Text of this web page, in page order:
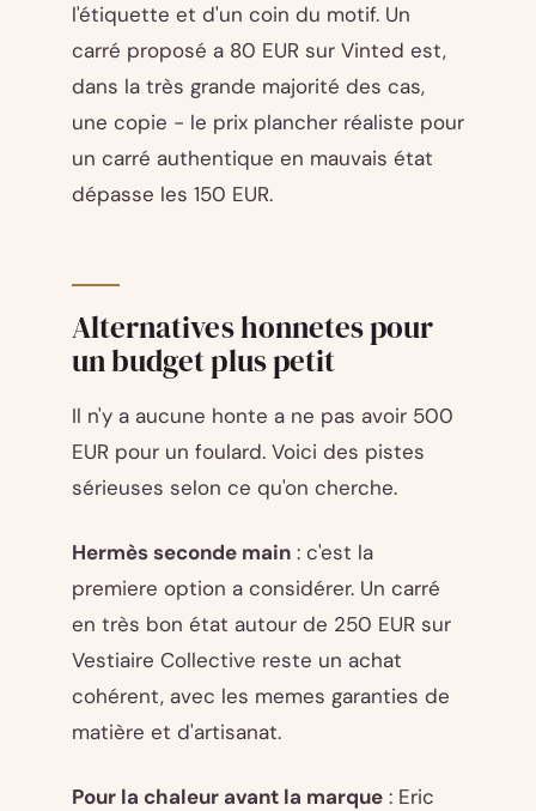
l'étiquette et d'un coin du motif. Un
carré proposé a 80 EUR sur Vinted est,
dans la très grande majorité des cas,
une copie - le prix plancher réaliste pour
un carré authentique en mauvais état
dépasse les 150 EUR.
Alternatives honnetes pour
un budget plus petit
Il n'y a aucune honte a ne pas avoir 500
EUR pour un foulard. Voici des pistes
sérieuses selon ce qu'on cherche.
Hermès seconde main : c'est la
premiere option a considérer. Un carré
en très bon état autour de 250 EUR sur
Vestiaire Collective reste un achat
cohérent, avec les memes garanties de
matière et d'artisanat.
Pour la chaleur avant la marque : Eric